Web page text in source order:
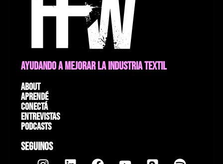
AYUDANDO A MEJORAR LA INDUSTRIA TEXTIL
About
Aprendé
Conectá
Entrevistas
Podcasts
SEGUINOS